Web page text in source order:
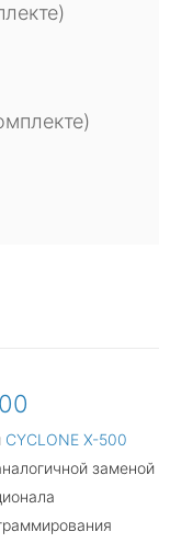
CYCLONE X-500
заменой